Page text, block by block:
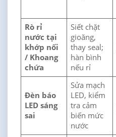
Rò rỉ
nước tại
khớp nối
/ Khoang
chứa
Siết chặt
gioăng,
thay seal;
hàn bình
nếu rỉ
Đèn báo
LED sáng
sai
Sửa mạch
LED, kiểm
tra cảm
biến mức
nước